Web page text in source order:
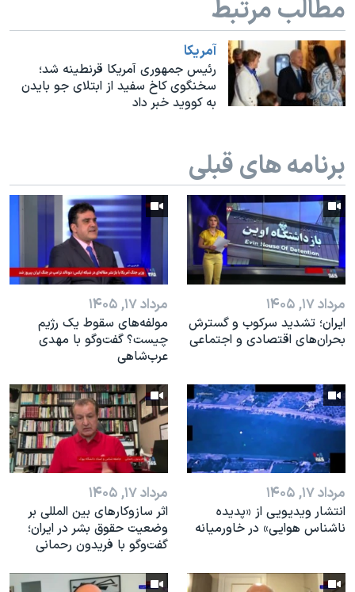
نرگس محمدی برنده جایزه نوبل صلح
همایش محافظه‌کاران آمریکا «سی‌پک»
صفحه‌های ویژه
مطالب مرتبط
آمريکا
رئیس جمهوری آمریکا قرنطینه شد؛
سخنگوی کاخ سفید از ابتلای جو بایدن
به کووید خبر داد
برنامه های قبلی
مرداد ۱۷, ۱۴۰۵
ایران؛ تشدید سرکوب و گسترش
بحران‌های اقتصادی و اجتماعی
مرداد ۱۷, ۱۴۰۵
مولفه‌های سقوط یک رژیم
چیست؟ گفت‌وگو با مهدی
عرب‌شاهی
مرداد ۱۷, ۱۴۰۵
انتشار ویدیویی از «پدیده‌
ناشناس هوایی» در خاورمیانه
مرداد ۱۷, ۱۴۰۵
اثر ساز‌و‌کارهای بین المللی بر
وضعیت حقوق بشر در ایران؛
گفت‌وگو با فریدون رحمانی